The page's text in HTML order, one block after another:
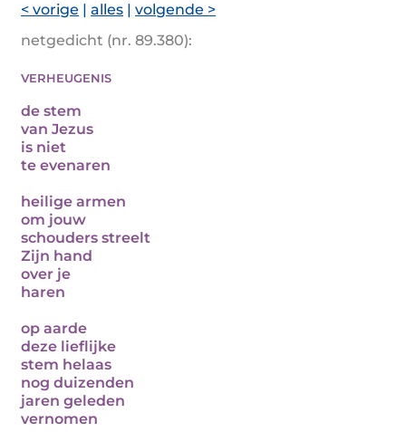
< vorige | alles | volgende >
netgedicht (nr. 89.380):
verheugenis
de stem
van Jezus
is niet
te evenaren
heilige armen
om jouw
schouders streelt
Zijn hand
over je
haren
op aarde
deze lieflijke
stem helaas
nog duizenden
jaren geleden
vernomen